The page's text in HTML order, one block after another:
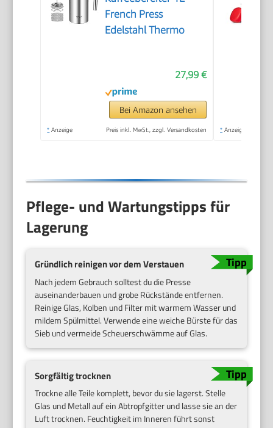
French Press
Edelstahl Thermo
27,99 €
Bei Amazon ansehen
* Anzeige Preis inkl. MwSt., zzgl. Versandkosten * Anzeige
Pflege- und Wartungstipps für
Lagerung
Gründlich reinigen vor dem Verstauen
Nach jedem Gebrauch solltest du die Presse
auseinanderbauen und grobe Rückstände entfernen.
Reinige Glas, Kolben und Filter mit warmem Wasser und
mildem Spülmittel. Verwende eine weiche Bürste für das
Sieb und vermeide Scheuerschwämme auf Glas.
Sorgfältig trocknen
Trockne alle Teile komplett, bevor du sie lagerst. Stelle
Glas und Metall auf ein Abtropfgitter und lasse sie an der
Luft trocknen. Feuchtigkeit im Inneren führt sonst